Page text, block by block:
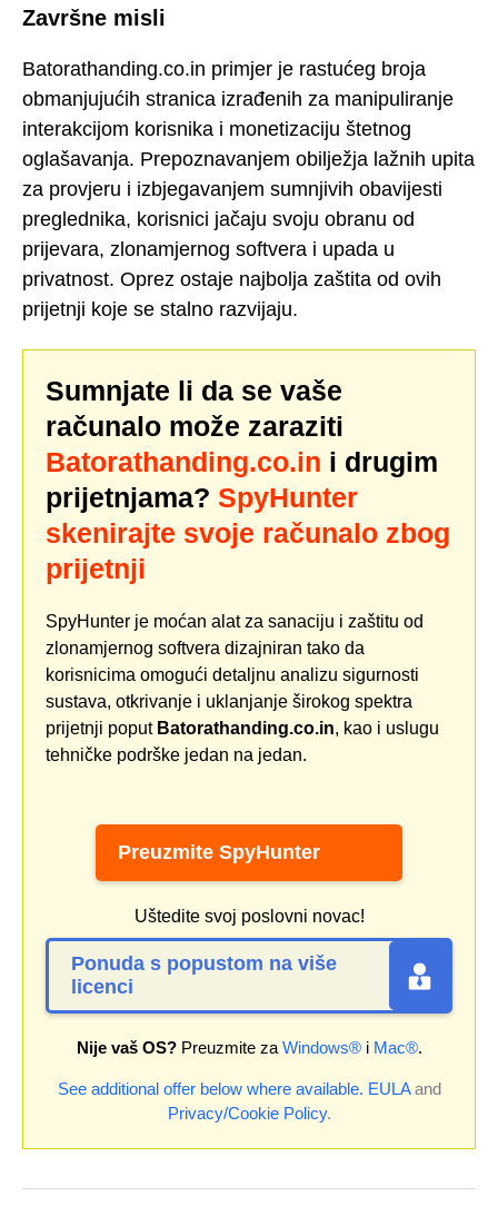
Završne misli
Batorathanding.co.in primjer je rastućeg broja
obmanjujućih stranica izrađenih za manipuliranje
interakcijom korisnika i monetizaciju štetnog
oglašavanja. Prepoznavanjem obilježja lažnih upita
za provjeru i izbjegavanjem sumnjivih obavijesti
preglednika, korisnici jačaju svoju obranu od
prijevara, zlonamjernog softvera i upada u
privatnost. Oprez ostaje najbolja zaštita od ovih
prijetnji koje se stalno razvijaju.
Sumnjate li da se vaše
računalo može zaraziti
Batorathanding.co.in i drugim
prijetnjama? SpyHunter
skenirajte svoje računalo zbog
prijetnji
SpyHunter je moćan alat za sanaciju i zaštitu od
zlonamjernog softvera dizajniran tako da
korisnicima omogući detaljnu analizu sigurnosti
sustava, otkrivanje i uklanjanje širokog spektra
prijetnji poput Batorathanding.co.in, kao i uslugu
tehničke podrške jedan na jedan.
Preuzmite SpyHunter
Uštedite svoj poslovni novac!
Ponuda s popustom na više
licenci
Nije vaš OS?Preuzmite za Windows®i Mac®.
See additional offer below where available. EULAand
Privacy/Cookie Policy.